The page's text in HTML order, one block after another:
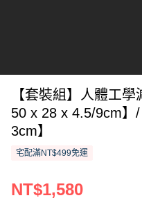
【套裝組】人體工
50 x 28 x 4.5/9cm】
3cm】
宅配滿NT$499免運
NT$1,580